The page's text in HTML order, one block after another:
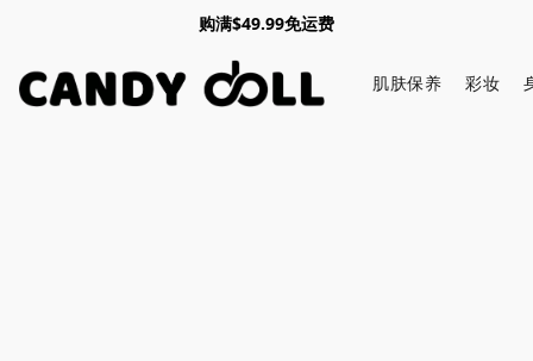
购满$49.99免运费
肌肤保养 彩妆